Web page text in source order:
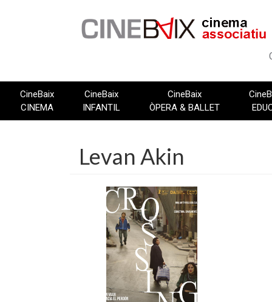
CineBaix
CINEMA
CineBaix
INFANTIL
CineBaix
ÒPERA & BALLET
Levan Akin